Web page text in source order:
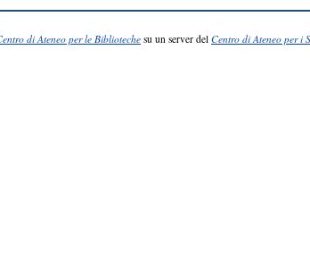
di Ateneo per le Bibliotechesu un server del Centro di Ateneo per i